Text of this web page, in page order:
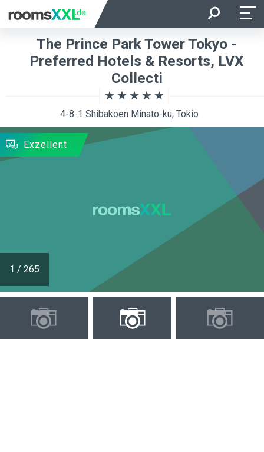
Belegung je Zimmer Zimmer
SUCHEN
The Prince Park Tower Tokyo -
Preferred Hotels & Resorts, LVX
Collecti
4-8-1 Shibakoen Minato-ku, Tokio
1 / 265
Exzellent